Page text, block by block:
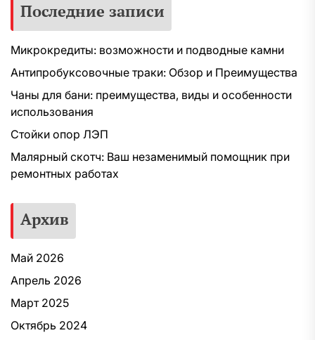
Последние записи
Микрокредиты: возможности и подводные камни
Антипробуксовочные траки: Обзор и Преимущества
Чаны для бани: преимущества, виды и особенности
использования
Стойки опор ЛЭП
Малярный скотч: Ваш незаменимый помощник при
ремонтных работах
Архив
Май 2026
Апрель 2026
Март 2025
Октябрь 2024